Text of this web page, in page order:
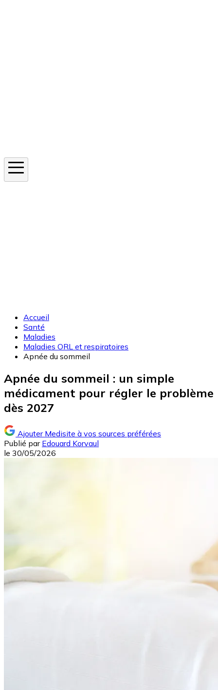
Accueil
Santé
Maladies
Maladies ORL et respiratoires
Apnée du sommeil
Apnée du sommeil : un simple
médicament pour régler le problème
dès 2027
Ajouter Medisite à vos sources préférées
Publié par Edouard Korvaul
le 30/05/2026